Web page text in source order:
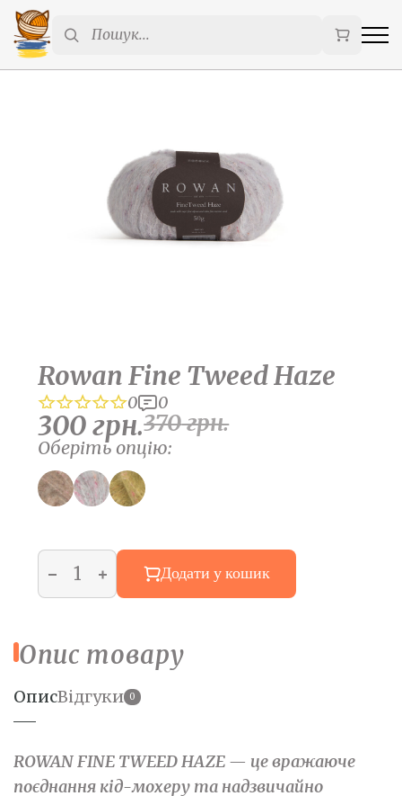
Rowan Fine Tweed Haze
0 0
300грн.370грн.
Оберіть опцію:
Додати у кошик
Опис товару
ОписВідгуки 0
ROWAN FINE TWEED HAZE — це вражаюче
поєднання кід-мохеру та надзвичайно